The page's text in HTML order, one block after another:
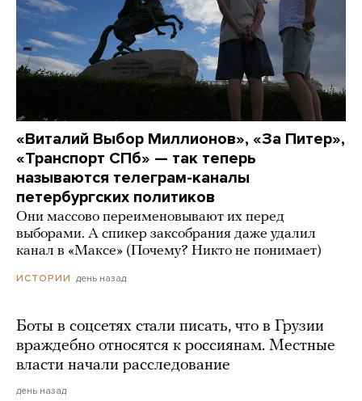
«Виталий Выбор Миллионов», «За Питер»,
«Транспорт СПб» — так теперь
называются телеграм-каналы
петербургских политиков
Они массово переименовывают их перед
выборами. А спикер заксобрания даже удалил
канал в «Максе» (Почему? Никто не понимает)
ИСТОРИИ день назад
Боты в соцсетях стали писать, что в Грузии
враждебно относятся к россиянам. Местные
власти начали расследование
день назад